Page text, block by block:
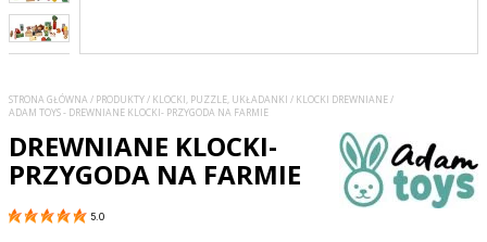
STRONA GŁÓWNA/ PRODUKTY/ KLOCKI, PUZZLE, UKŁADANKI / KLOCKI DREWNIANE/
ADAM TOYS - DREWNIANE KLOCKI- PRZYGODA NA FARMIE
DREWNIANE KLOCKI-
PRZYGODA NA FARMIE
5.0